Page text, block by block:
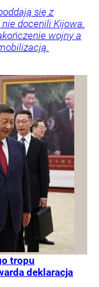
się z
docenili Kijowa.
wojny a
tropu
deklaracja